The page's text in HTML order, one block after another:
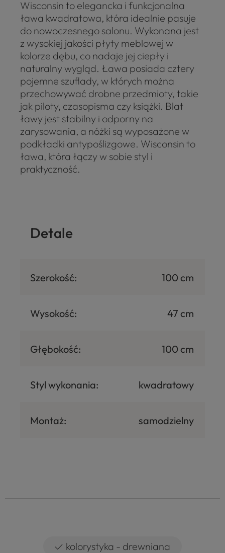
Wisconsin to elegancka i funkcjonalna
ława kwadratowa, która idealnie pasuje
do nowoczesnego salonu. Wykonana jest
z wysokiej jakości płyty meblowej w
kolorze dębu, co nadaje jej ciepły i
naturalny wygląd. Ława posiada cztery
pojemne szuflady, w których można
przechowywać drobne przedmioty, takie
jak piloty, czasopisma czy książki. Blat
ławy jest stabilny i odporny na
zarysowania, a nóżki są wyposażone w
podkładki antypoślizgowe. Wisconsin to
ława, która łączy w sobie styl i
praktyczność.
Detale
Szerokość: 100 cm
Wysokość: 47 cm
Głębokość: 100 cm
Styl wykonania: kwadratowy
Montaż: samodzielny
✓ kolorystyka - drewniana